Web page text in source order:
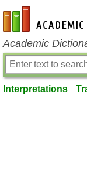
en-academic.com
Academic
Interpretations